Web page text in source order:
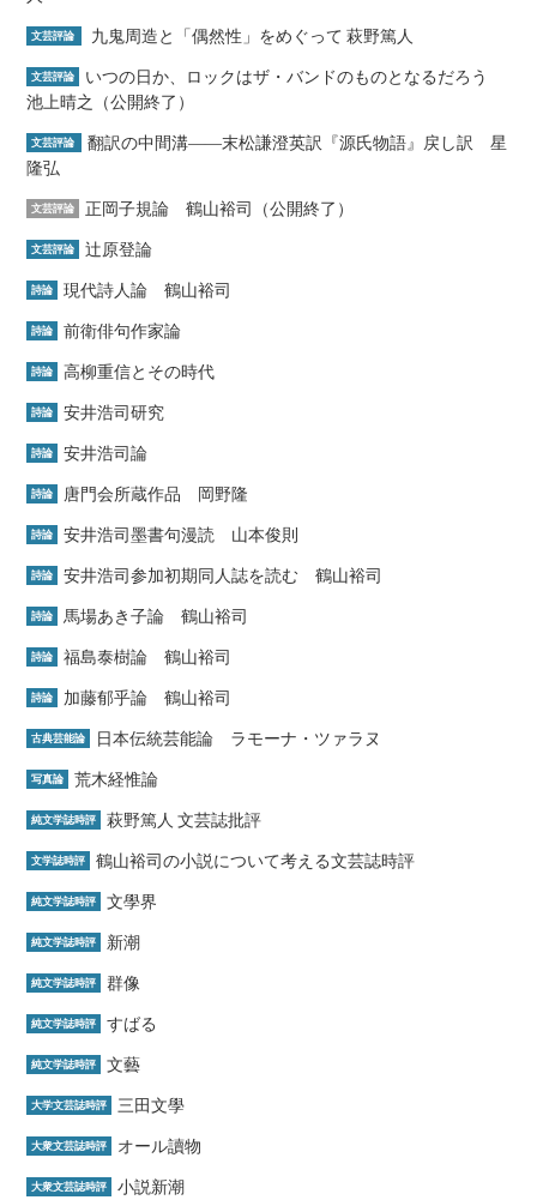
文芸評論 九鬼周造と「偶然性」をめぐって 萩野篤人
文芸評論
いつの日か、ロックはザ・バンドのものとなるだろう
池上晴之（公開終了）
文芸評論
翻訳の中間溝――末松謙澄英訳『源氏物語』戻し訳 星
隆弘
文芸評論 正岡子規論 鶴山裕司（公開終了）
文芸評論 辻原登論
詩論 現代詩人論 鶴山裕司
詩論 前衛俳句作家論
詩論 高柳重信とその時代
詩論 安井浩司研究
詩論 安井浩司論
詩論 唐門会所蔵作品 岡野隆
詩論 安井浩司墨書句漫読 山本俊則
詩論 安井浩司参加初期同人誌を読む 鶴山裕司
詩論 馬場あき子論 鶴山裕司
詩論 福島泰樹論 鶴山裕司
詩論 加藤郁乎論 鶴山裕司
古典芸能論 日本伝統芸能論 ラモーナ・ツァラヌ
写真論 荒木経惟論
純文学誌時評 萩野篤人 文芸誌批評
文学誌時評 鶴山裕司の小説について考える文芸誌時評
純文学誌時評 文學界
純文学誌時評 新潮
純文学誌時評 群像
純文学誌時評 すばる
純文学誌時評 文藝
大学文芸誌時評 三田文學
大衆文芸誌時評 オール讀物
大衆文芸誌時評 小説新潮